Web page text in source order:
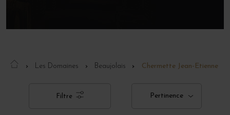
Les Domaines Beaujolais Chermette Jean-Etienne
Filtre Pertinence